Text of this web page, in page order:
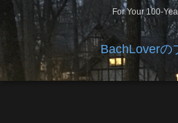
For Your 100-
BachLoverの